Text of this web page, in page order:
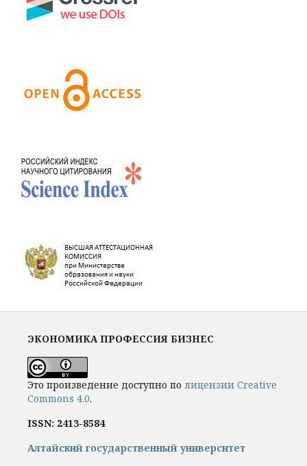
ЭКОНОМИКА ПРОФЕССИЯ БИЗНЕС
Это произведение доступно по лицензии Creative
Commons 4.0.
ISSN: 2413-8584
Алтайский государственный университет